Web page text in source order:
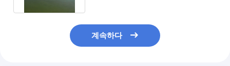
계속하다